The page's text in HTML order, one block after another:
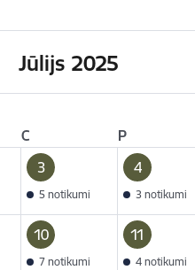
Jūlijs 2025
C P
3
5 notikumi
4
3 notikumi
10
7 notikumi
11
4 notikumi